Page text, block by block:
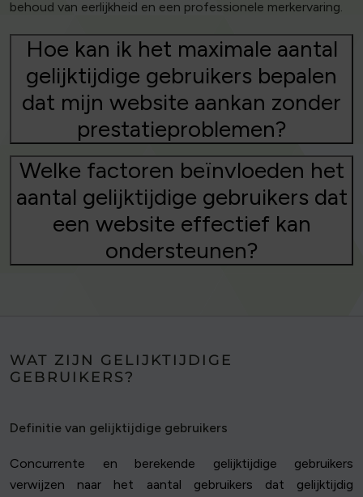
behoud van eerlijkheid en een professionele merkervaring.
Hoe kan ik het maximale aantal
gelijktijdige gebruikers bepalen
dat mijn website aankan zonder
prestatieproblemen?
Welke factoren beïnvloeden het
aantal gelijktijdige gebruikers dat
een website effectief kan
ondersteunen?
WAT ZIJN GELIJKTIJDIGE
GEBRUIKERS?
Definitie van gelijktijdige gebruikers
Concurrente en berekende gelijktijdige gebruikers
verwijzen naar het aantal gebruikers dat gelijktijdig